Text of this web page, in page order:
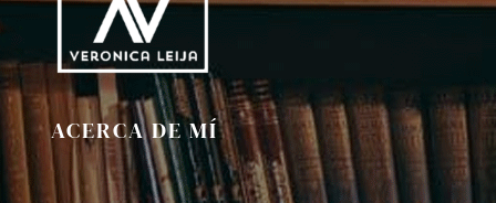
ACERCA DE MÍ